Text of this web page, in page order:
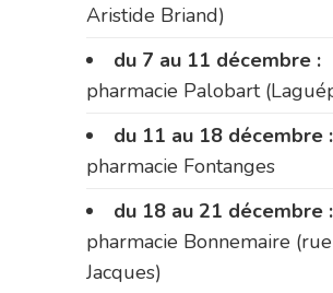
Aristide Briand)
du 7 au 11 décembre :
pharmacie Palobart
du 11 au 18 décembre :
pharmacie Fontanges
du 18 au 21 décembre :
pharmacie Bonnemaire
Jacques)